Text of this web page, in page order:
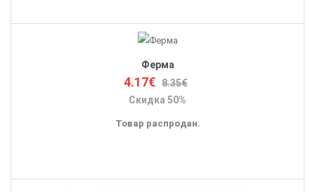
Ферма
4.17€ 8.35€
Скидка 50%
Товар распродан.